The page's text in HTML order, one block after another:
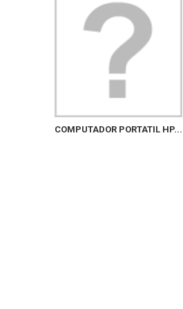
COMPUTADOR PORTATIL HP...